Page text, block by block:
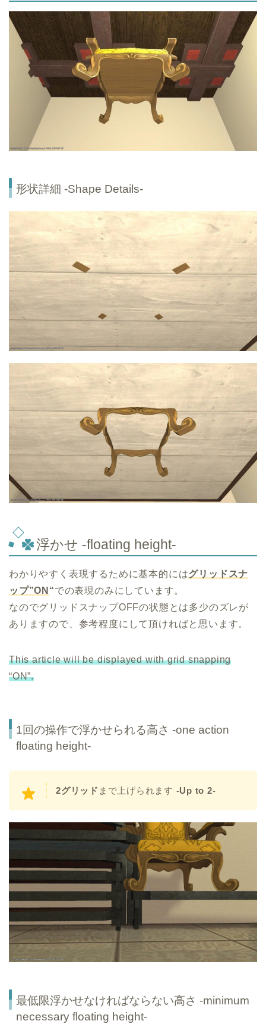
形状詳細 -Shape Details-
浮かせ -floating height-
わかりやすく表現するために基本的にはグリッドスナ
ップ”ON “での表現のみにしています。
なのでグリッドスナップOFFの状態とは多少のズレが
ありますので、参考程度にして頂ければと思います。
This article will be displayed with grid snapping
“ON”.
1回の操作で浮かせられる高さ -one action
floating height-
2グリッド まで上げられます -Up to 2-
最低限浮かせなければならない高さ -minimum
necessary floating height-